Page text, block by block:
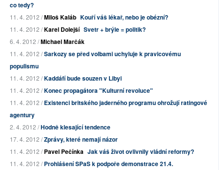
co tedy?
11. 4. 2012 /Miloš Kaláb Kouří váš lékař, nebo je obézní?
11. 4. 2012 /Karel Dolejší Svetr + brýle = politik?
6. 4. 2012 /Michael Marčák
11. 4. 2012 /Sarkozy se před volbami uchyluje k pravicovému
populismu
11. 4. 2012 /Kaddáfí bude souzen v Libyi
11. 4. 2012 /Konec propagátora "Kulturní revoluce"
11. 4. 2012 /Existenci britského jaderného programu ohrožují ratingové
agentury
2. 4. 2012 /Hodně klesající tendence
17. 4. 2012 /Zprávy, které nemají názor
11. 4. 2012 /Pavel Pečínka Jak váš život ovlivnily vládní reformy?
11. 4. 2012 /Prohlášení SPaS k podpoře demonstrace 21.4.